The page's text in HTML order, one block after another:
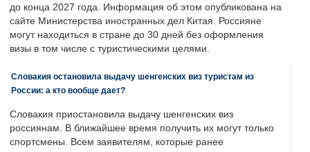
до конца 2027 года. Информация об этом опубликована на
сайте Министерства иностранных дел Китая. Россияне
могут находиться в стране до 30 дней без оформления
визы в том числе с туристическими целями.
Словакия остановила выдачу шенгенских виз туристам из
России: а кто вообще дает?
Словакия приостановила выдачу шенгенских виз
россиянам. В ближайшее время получить их могут только
спортсмены. Всем заявителям, которые ранее